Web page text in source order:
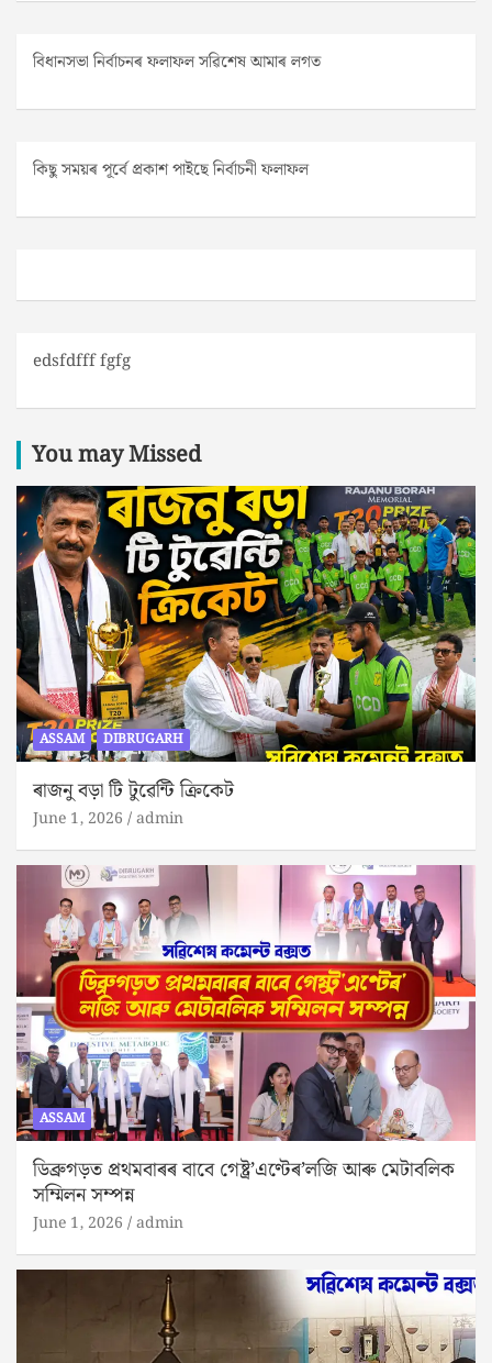
বিধানসভা নিৰ্বাচনৰ ফলাফল সৱিশেষ আমাৰ লগত
কিছু সময়ৰ পূৰ্বে প্ৰকাশ পাইছে নিৰ্বাচনী ফলাফল
edsfdfff fgfg
You may Missed
ASSAM DIBRUGARH
ৰাজনু বড়া টি টুৱেন্টি ক্ৰিকেট
June 1, 2026 admin
ASSAM
ডিব্ৰুগড়ত প্ৰথমবাৰৰ বাবে গেষ্ট্ৰ’এণ্টেৰ’লজি আৰু মেটাবলিক
সম্মিলন সম্পন্ন
June 1, 2026 admin